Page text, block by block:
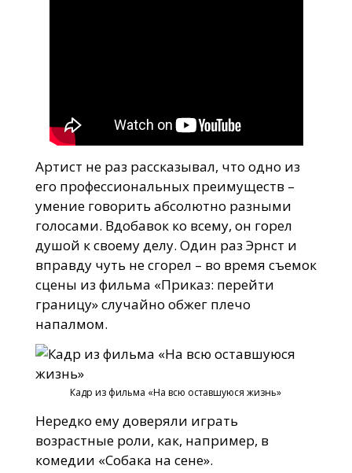
Артист не раз рассказывал, что одно из
его профессиональных преимуществ –
умение говорить абсолютно разными
голосами. Вдобавок ко всему, он горел
душой к своему делу. Один раз Эрнст и
вправду чуть не сгорел – во время съемок
сцены из фильма «Приказ: перейти
границу» случайно обжег плечо
напалмом.
Кадр из фильма «На всю оставшуюся жизнь»
Нередко ему доверяли играть
возрастные роли, как, например, в
комедии «Собака на сене».